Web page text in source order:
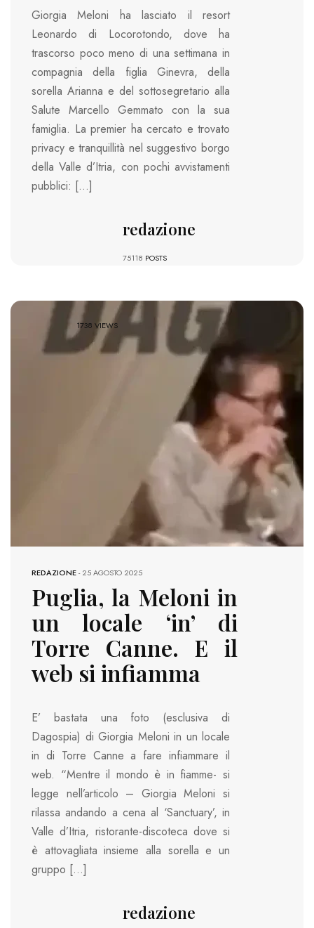
Giorgia Meloni ha lasciato il resort
Leonardo di Locorotondo, dove ha
trascorso poco meno di una settimana in
compagnia della figlia Ginevra, della
sorella Arianna e del sottosegretario alla
Salute Marcello Gemmato con la sua
famiglia. La premier ha cercato e trovato
privacy e tranquillità nel suggestivo borgo
della Valle d’Itria, con pochi avvistamenti
pubblici: […]
redazione
75118 POSTS
1738 VIEWS
REDAZIONE-25 AGOSTO 2025
Puglia, la Meloni in
un locale ‘in’ di
Torre Canne. E il
web si infiamma
E’ bastata una foto (esclusiva di
Dagospia) di Giorgia Meloni in un locale
in di Torre Canne a fare infiammare il
web. “Mentre il mondo è in fiamme- si
legge nell’articolo – Giorgia Meloni si
rilassa andando a cena al ‘Sanctuary’, in
Valle d’Itria, ristorante-discoteca dove si
è attovagliata insieme alla sorella e un
gruppo […]
redazione